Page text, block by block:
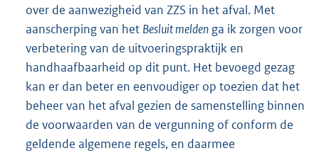
over de aanwezigheid van ZZS in het afval. Met
aanscherping van het Besluit melden ga ik zorgen voor
verbetering van de uitvoeringspraktijk en
handhaafbaarheid op dit punt. Het bevoegd gezag
kan er dan beter en eenvoudiger op toezien dat het
beheer van het afval gezien de samenstelling binnen
de voorwaarden van de vergunning of conform de
geldende algemene regels, en daarmee